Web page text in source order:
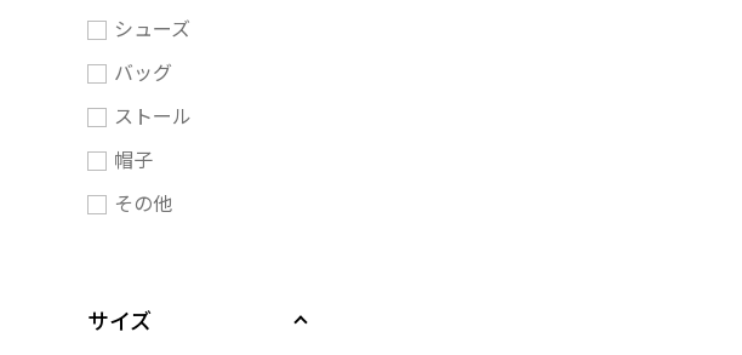
シューズ
バッグ
ストール
帽子
その他
サイズ